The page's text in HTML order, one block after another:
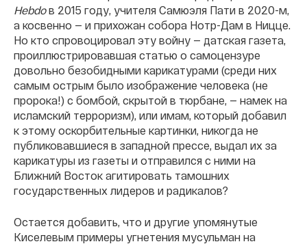
Hebdoв 2015 году, учителя Самюэля Пати в 2020-м,
а косвенно — и прихожан собора Нотр-Дам в Ницце.
Но кто спровоцировал эту войну — датская газета,
проиллюстрировавшая статью о самоцензуре
довольно безобидными карикатурами (среди них
самым острым было изображение человека (не
пророка!) с бомбой, скрытой в тюрбане, — намек на
исламский терроризм), или имам, который добавил
к этому оскорбительные картинки, никогда не
публиковавшиеся в западной прессе, выдал их за
карикатуры из газеты и отправился с ними на
Ближний Восток агитировать тамошних
государственных лидеров и радикалов?
Остается добавить, что и другие упомянутые
Киселевым примеры угнетения мусульман на